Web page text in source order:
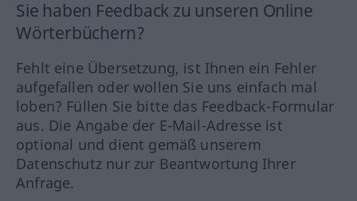
Sie haben Feedback zu unseren Online
Wörterbüchern?
Fehlt eine Übersetzung, ist Ihnen ein Fehler
aufgefallen oder wollen Sie uns einfach mal
loben? Füllen Sie bitte das Feedback-Formular
aus. Die Angabe der E-Mail-Adresse ist
optional und dient gemäß unserem
Datenschutz nur zur Beantwortung Ihrer
Anfrage.